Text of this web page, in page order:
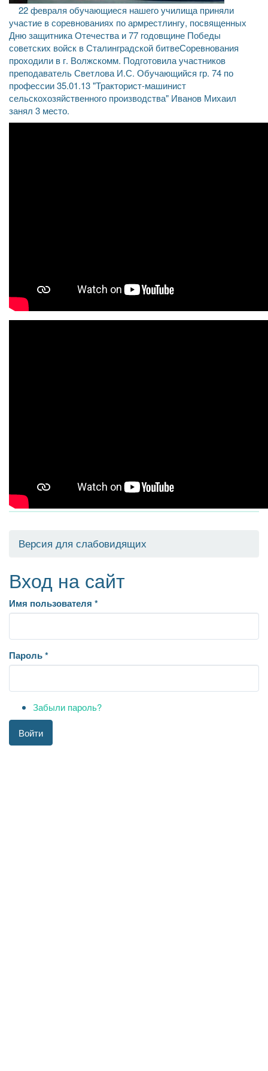
22 февраля обучающиеся нашего училища приняли
участие в соревнованиях по армрестлингу, посвященных
Дню защитника Отечества и 77 годовщине Победы
советских войск в Сталинградской битвеСоревнования
проходили в г. Волжскомм. Подготовила участников
преподаватель Светлова И.С. Обучающийся гр. 74 по
профессии 35.01.13 "Тракторист-машинист
сельскохозяйственного производства" Иванов Михаил
занял 3 место.
Версия для слабовидящих
Вход на сайт
Имя пользователя *
Пароль*
Забыли пароль?
Войти